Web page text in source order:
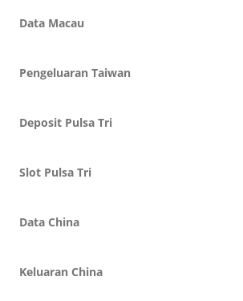
Data Macau
Pengeluaran Taiwan
Deposit Pulsa Tri
Slot Pulsa Tri
Data China
Keluaran China